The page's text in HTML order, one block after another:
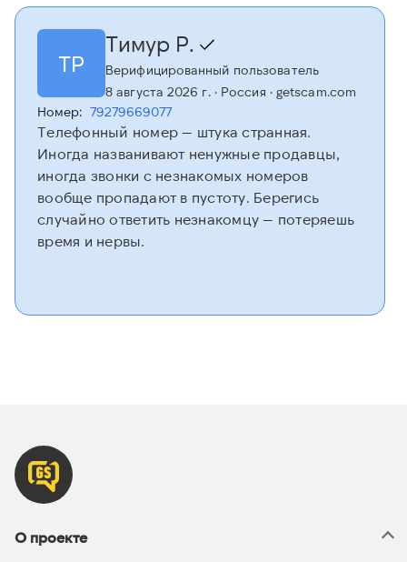
ТР
Тимур Р.
Верифицированный пользователь
8 августа 2026 г.· Россия · getscam.com
Номер: 79279669077
Телефонный номер — штука странная.
Иногда названивают ненужные продавцы,
иногда звонки с незнакомых номеров
вообще пропадают в пустоту. Берегись
случайно ответить незнакомцу — потеряешь
время и нервы.
О проекте